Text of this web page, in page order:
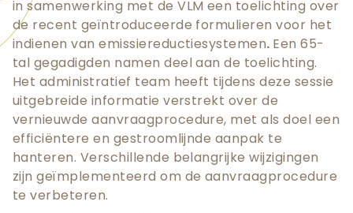
in samenwerking met de VLM een toelichting over
de recent geïntroduceerde formulieren voor het
indienen van emissiereductiesystemen. Een 65-
tal gegadigden namen deel aan de toelichting.
Het administratief team heeft tijdens deze sessie
uitgebreide informatie verstrekt over de
vernieuwde aanvraagprocedure, met als doel een
efficiëntere en gestroomlijnde aanpak te
hanteren. Verschillende belangrijke wijzigingen
zijn geïmplementeerd om de aanvraagprocedure
te verbeteren.